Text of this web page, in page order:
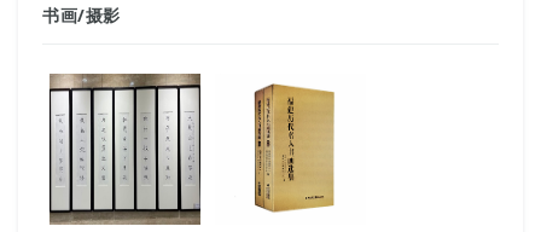
书画/摄影